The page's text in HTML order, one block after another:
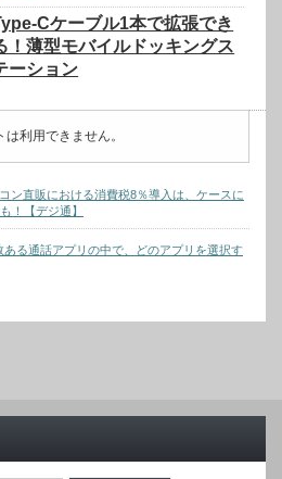
Cケーブル1本で拡張でき
！薄型モバイルドッキングス
ーション
は利用できません。
直販における消費税8％導入は、ケースに
！【デジ通】
る通話アプリの中で、どのアプリを選択す